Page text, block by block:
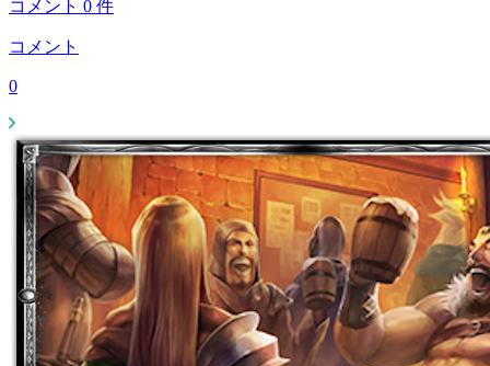
コメント 0 件
コメント
0